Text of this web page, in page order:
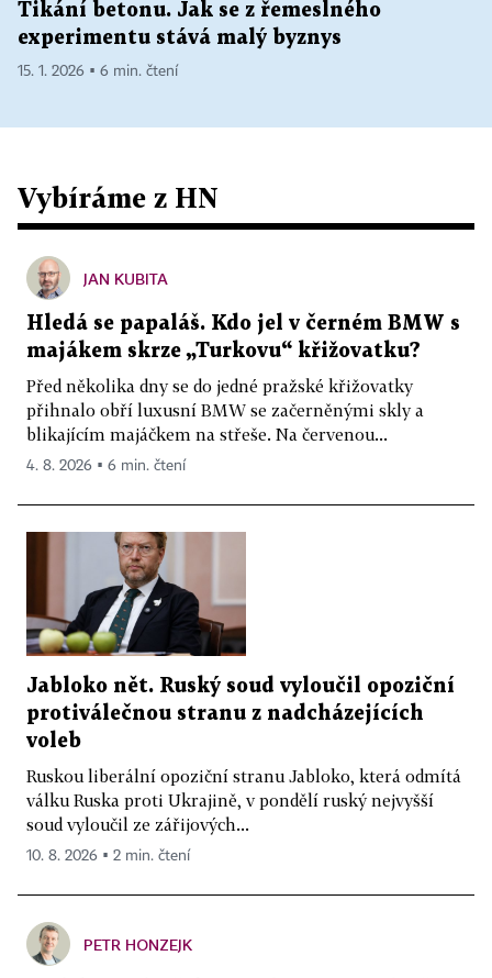
Tikání betonu. Jak se z řemeslného
experimentu stává malý byznys
15. 1. 2026 ▪ 6 min. čtení
Vybíráme z HN
JAN KUBITA
Hledá se papaláš. Kdo jel v černém BMW s
majákem skrze „Turkovu“ křižovatku?
Před několika dny se do jedné pražské křižovatky
přihnalo obří luxusní BMW se začerněnými skly a
blikajícím majáčkem na střeše. Na červenou...
4. 8. 2026 ▪ 6 min. čtení
Jabloko nět. Ruský soud vyloučil opoziční
protiválečnou stranu z nadcházejících
voleb
Ruskou liberální opoziční stranu Jabloko, která odmítá
válku Ruska proti Ukrajině, v pondělí ruský nejvyšší
soud vyloučil ze zářijových...
10. 8. 2026 ▪ 2 min. čtení
PETR HONZEJK